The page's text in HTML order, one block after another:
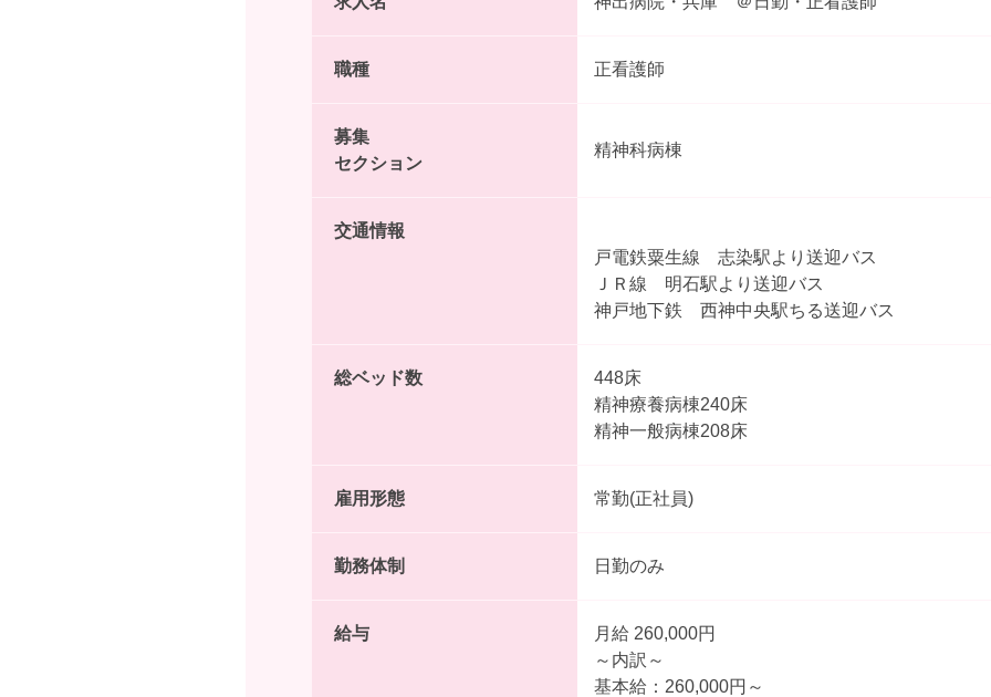
職種 正看護師
募集
セクション
精神科病棟
交通情報
戸電鉄粟生線 志染駅より送迎バス
ＪＲ線 明石駅より送迎バス
神戸地下鉄 西神中央駅ちる送迎バス
総ベッド数
448床
精神療養病棟240床
精神一般病棟208床
雇用形態 常勤(正社員)
勤務体制 日勤のみ
給与
月給 260,000円
～内訳～
基本給：260,000円～